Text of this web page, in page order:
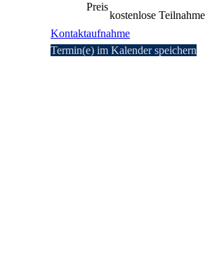
Preis
kostenlose Teilnahme
Kontaktaufnahme
Termin(e) im Kalender speichern